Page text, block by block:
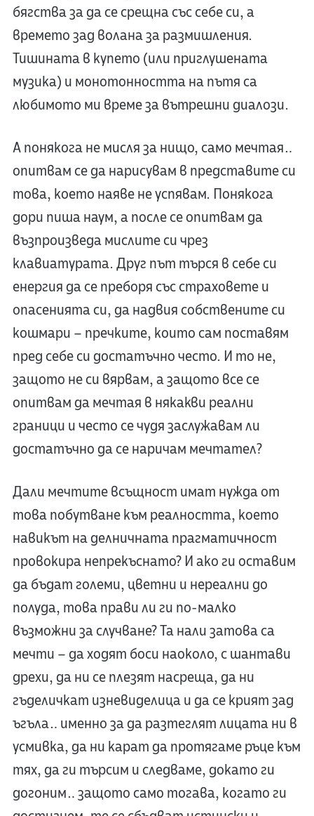
бягства за да се срещна със себе си, а
времето зад волана за размишления.
Тишината в купето (или приглушената
музика) и монотонността на пътя са
любимото ми време за вътрешни диалози.
А понякога не мисля за нищо, само мечтая…
опитвам се да нарисувам в представите си
това, което наяве не успявам. Понякога
дори пиша наум, а после се опитвам да
възпроизведа мислите си чрез
клавиатурата. Друг път търся в себе си
енергия да се преборя със страховете и
опасенията си, да надвия собствените си
кошмари – пречките, които сам поставям
пред себе си достатъчно често. И то не,
защото не си вярвам, а защото все се
опитвам да мечтая в някакви реални
граници и често се чудя заслужавам ли
достатъчно да се наричам мечтател?
Дали мечтите всъщност имат нужда от
това побутване към реалността, което
навикът на делничната прагматичност
провокира непрекъснатo? И ако ги оставим
да бъдат големи, цветни и нереални до
полуда, това прави ли ги по-малко
възможни за случване? Та нали затова са
мечти – да ходят боси наоколо, с шантави
дрехи, да ни се плезят насреща, да ни
гъделичкат изневиделица и да се крият зад
ъгъла… именно за да разтеглят лицата ни в
усмивка, да ни карат да протягаме ръце към
тях, да ги търсим и следваме, докато ги
догоним… защото само тогава, когато ги